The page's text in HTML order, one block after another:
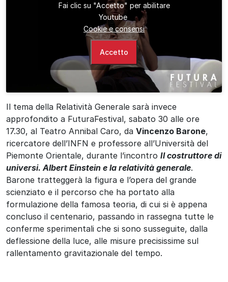
Fai clic su "Accetto" per abilitare
Youtube
Cookie e consensi
Accetto
Il tema della Relatività Generale sarà invece
approfondito a FuturaFestival, sabato 30 alle ore
17.30, al Teatro Annibal Caro, da Vincenzo Barone,
ricercatore dell’INFN e professore all’Università del
Piemonte Orientale, durante l’incontro Il costruttore di
universi. Albert Einstein e la relatività generale.
Barone tratteggerà la figura e l’opera del grande
scienziato e il percorso che ha portato alla
formulazione della famosa teoria, di cui si è appena
concluso il centenario, passando in rassegna tutte le
conferme sperimentali che si sono susseguite, dalla
deflessione della luce, alle misure precisissime sul
rallentamento gravitazionale del tempo.